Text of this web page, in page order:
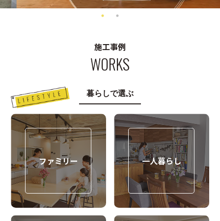
施工事例
WORKS
暮らしで選ぶ
ファミリー 一人暮らし